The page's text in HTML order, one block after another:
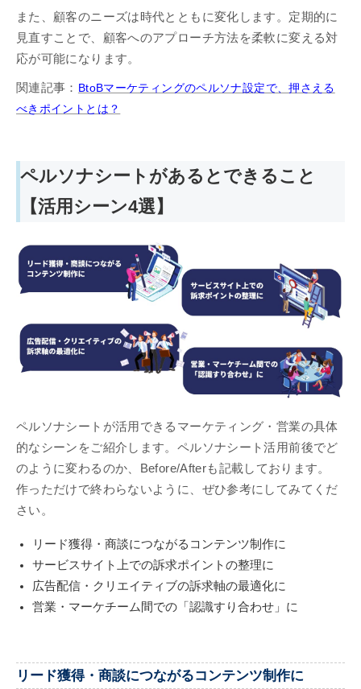
また、顧客のニーズは時代とともに変化します。定期的に
見直すことで、顧客へのアプローチ方法を柔軟に変える対
応が可能になります。
関連記事： BtoBマーケティングのペルソナ設定で、押さえる
べきポイントとは？
ペルソナシートがあるとできること
【活用シーン4選】
ペルソナシートが活用できるマーケティング・営業の具体
的なシーンをご紹介します。ペルソナシート活用前後でど
のように変わるのか、Before/Afterも記載しております。
作っただけで終わらないように、ぜひ参考にしてみてくだ
さい。
リード獲得・商談につながるコンテンツ制作に
サービスサイト上での訴求ポイントの整理に
広告配信・クリエイティブの訴求軸の最適化に
営業・マーケチーム間での「認識すり合わせ」に
リード獲得・商談につながるコンテンツ制作に